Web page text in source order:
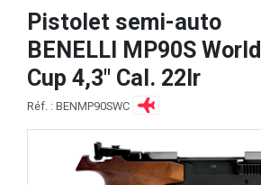
Pistolet semi-auto
BENELLI MP90S World
Cup 4,3" Cal. 22lr
Réf. : BENMP90SWC